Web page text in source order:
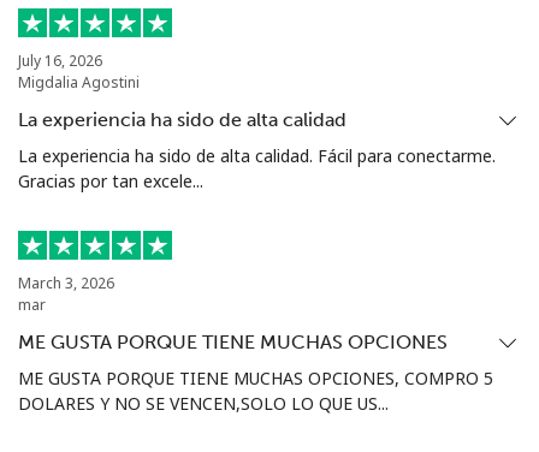
Celular
Eswatini
Línea fija ⁦33.9c⁩
14 min por
-
Celular
Línea fija ⁦43.9c⁩
11 min por
⁦$5⁩
-
July 16, 2026
Migdalia Agostini
La experiencia ha sido de alta calidad
La experiencia ha sido de alta calidad. Fácil para conectarme.
Gracias por tan excele...
March 3, 2026
mar
ME GUSTA PORQUE TIENE MUCHAS OPCIONES
ME GUSTA PORQUE TIENE MUCHAS OPCIONES, COMPRO 5
DOLARES Y NO SE VENCEN,SOLO LO QUE US...